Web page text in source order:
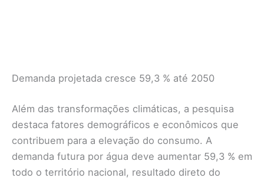
Demanda projetada cresce 59,3 % até 2050
Além das transformações climáticas, a pesquisa
destaca fatores demográficos e econômicos que
contribuem para a elevação do consumo. A
demanda futura por água deve aumentar 59,3 % em
todo o território nacional, resultado direto do